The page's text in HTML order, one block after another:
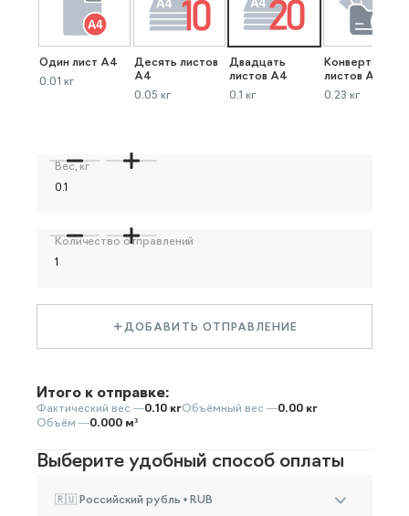
Один лист А4
0.01 кг
Десять листов
А4
0.05 кг
Двадцать
листов А4
0.1 кг
Конверт до 40
листов А4
0.23 кг
Вес, кг
Количество отправлений
ДОБАВИТЬ ОТПРАВЛЕНИЕ
Итого к отправке:
Фактический вес —0.10 кгОбъёмный вес —0.00 кг
Объём —0.000 м³
Выберите удобный способ оплаты
🇷🇺 Российский рубль • RUB